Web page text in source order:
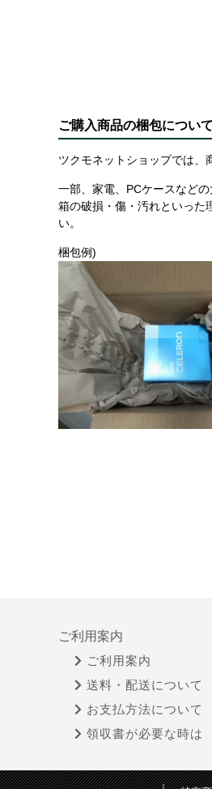
ご購入商品の梱包について
ツクモネットショップでは、
一部、家電、PCケースなど
箱の破損・傷・汚れといった
い。
梱包例)
ご利用案内
ご利用案内
送料・配送について
お支払方法について
領収書が必要な時は